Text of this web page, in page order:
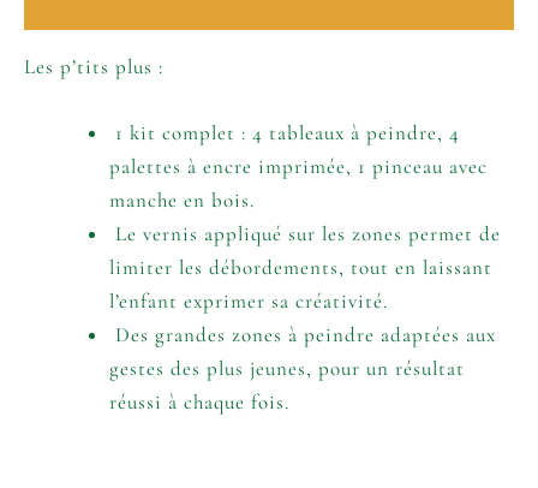
Les p’tits plus :
1 kit complet : 4 tableaux à peindre, 4
palettes à encre imprimée, 1 pinceau avec
manche en bois.
Le vernis appliqué sur les zones permet de
limiter les débordements, tout en laissant
l’enfant exprimer sa créativité.
Des grandes zones à peindre adaptées aux
gestes des plus jeunes, pour un résultat
réussi à chaque fois.